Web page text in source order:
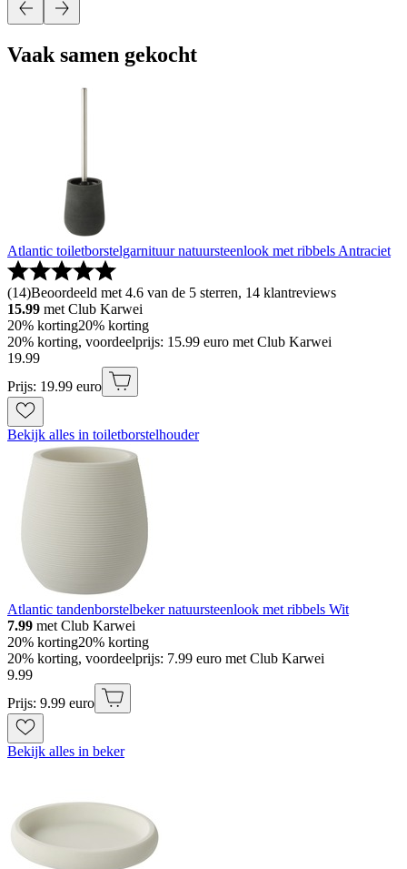
Vaak samen gekocht
Atlantic toiletborstelgarnituur natuursteenlook met ribbels Antraciet
(14)Beoordeeld met 4.6 van de 5 sterren, 14 klantreviews
15.99 met Club Karwei
20% korting20% korting
20% korting, voordeelprijs: 15.99 euro met Club Karwei
19.99
Prijs: 19.99 euro
Bekijk alles in toiletborstelhouder
Atlantic tandenborstelbeker natuursteenlook met ribbels Wit
7.99 met Club Karwei
20% korting20% korting
20% korting, voordeelprijs: 7.99 euro met Club Karwei
9.99
Prijs: 9.99 euro
Bekijk alles in beker